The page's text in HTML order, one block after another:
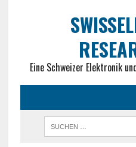
Eine Schweizer Elektronik